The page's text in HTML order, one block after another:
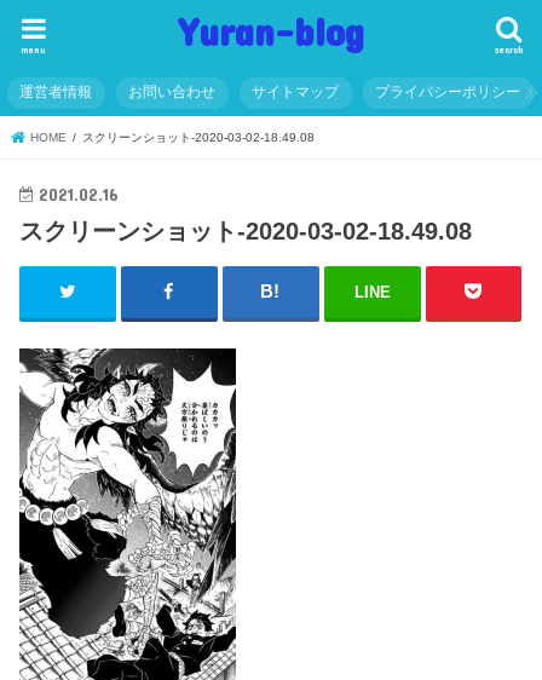
Yuran-blog search
menu
運営者情報 お問い合わせ サイトマップ プライバシーポリシー
HOME スクリーンショット-2020-03-02-18.49.08
2021.02.16
スクリーンショット-2020-03-02-18.49.08
LINE